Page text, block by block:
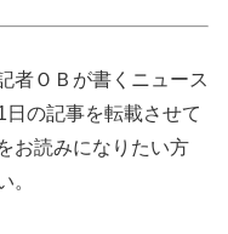
者ＯＢが書くニュース
の記事を転載させて
お読みになりたい方
。